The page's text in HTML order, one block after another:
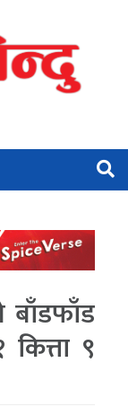
बाँडफाँड
९